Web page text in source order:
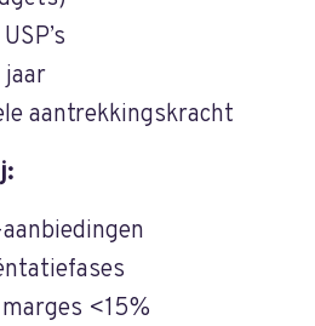
aantrekkingskracht
<15%